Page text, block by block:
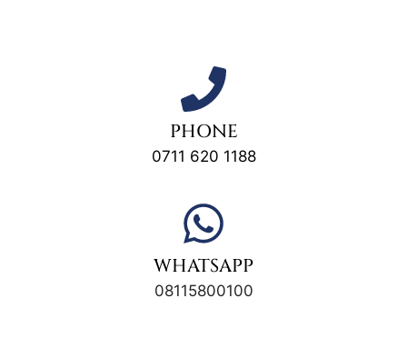
PHONE
0711 620 1188
WHATSAPP
08115800100